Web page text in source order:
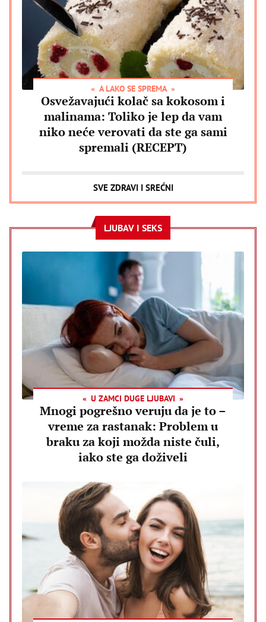
A LAKO SE SPREMA
Osvežavajući kolač sa kokosom i
malinama: Toliko je lep da vam
niko neće verovati da ste ga sami
spremali (RECEPT)
SVE ZDRAVI I SREĆNI
LJUBAV I SEKS
U ZAMCI DUGE LJUBAVI
Mnogi pogrešno veruju da je to –
vreme za rastanak: Problem u
braku za koji možda niste čuli,
iako ste ga doživeli